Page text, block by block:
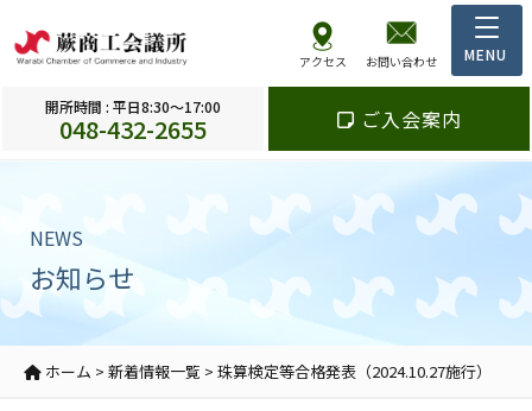
アクセス お問い合わせ
開所時間 : 平日8:30～17:00
048-432-2655 ご入会案内
NEWS
お知らせ
ホーム > 新着情報一覧 > 珠算検定等合格発表（2024.10.27施行）